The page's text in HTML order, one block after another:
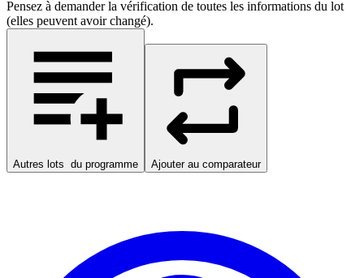
Pensez à demander la vérification de toutes les informations du lot
(elles peuvent avoir changé).
Autres lots du programme Ajouter au comparateur